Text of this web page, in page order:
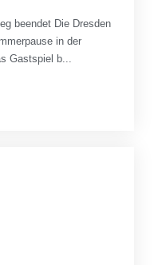
beendet Die Dresden
in der
Gastspiel b...